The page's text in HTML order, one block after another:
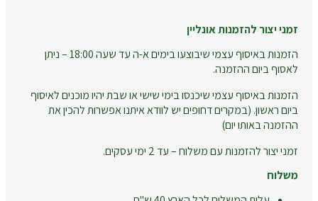
זמני יצור להזמנות אונליין
הזמנות באיסוף עצמי שיבוצעו בימים א-ה עד שעה 18:00 – ניתן
לאסוף ביום ההזמנה.
הזמנות באיסוף עצמי שיכנסו בימי שישי או שבת יהיו מוכנים לאיסוף
ביום ראשון. (במקרים דחופים יש לוודא איתנו אפשרות להכין את
ההזמנה באותו יום)
זמני יצור להזמנות עם משלוח – עד 2 ימי עסקים.
משלוח